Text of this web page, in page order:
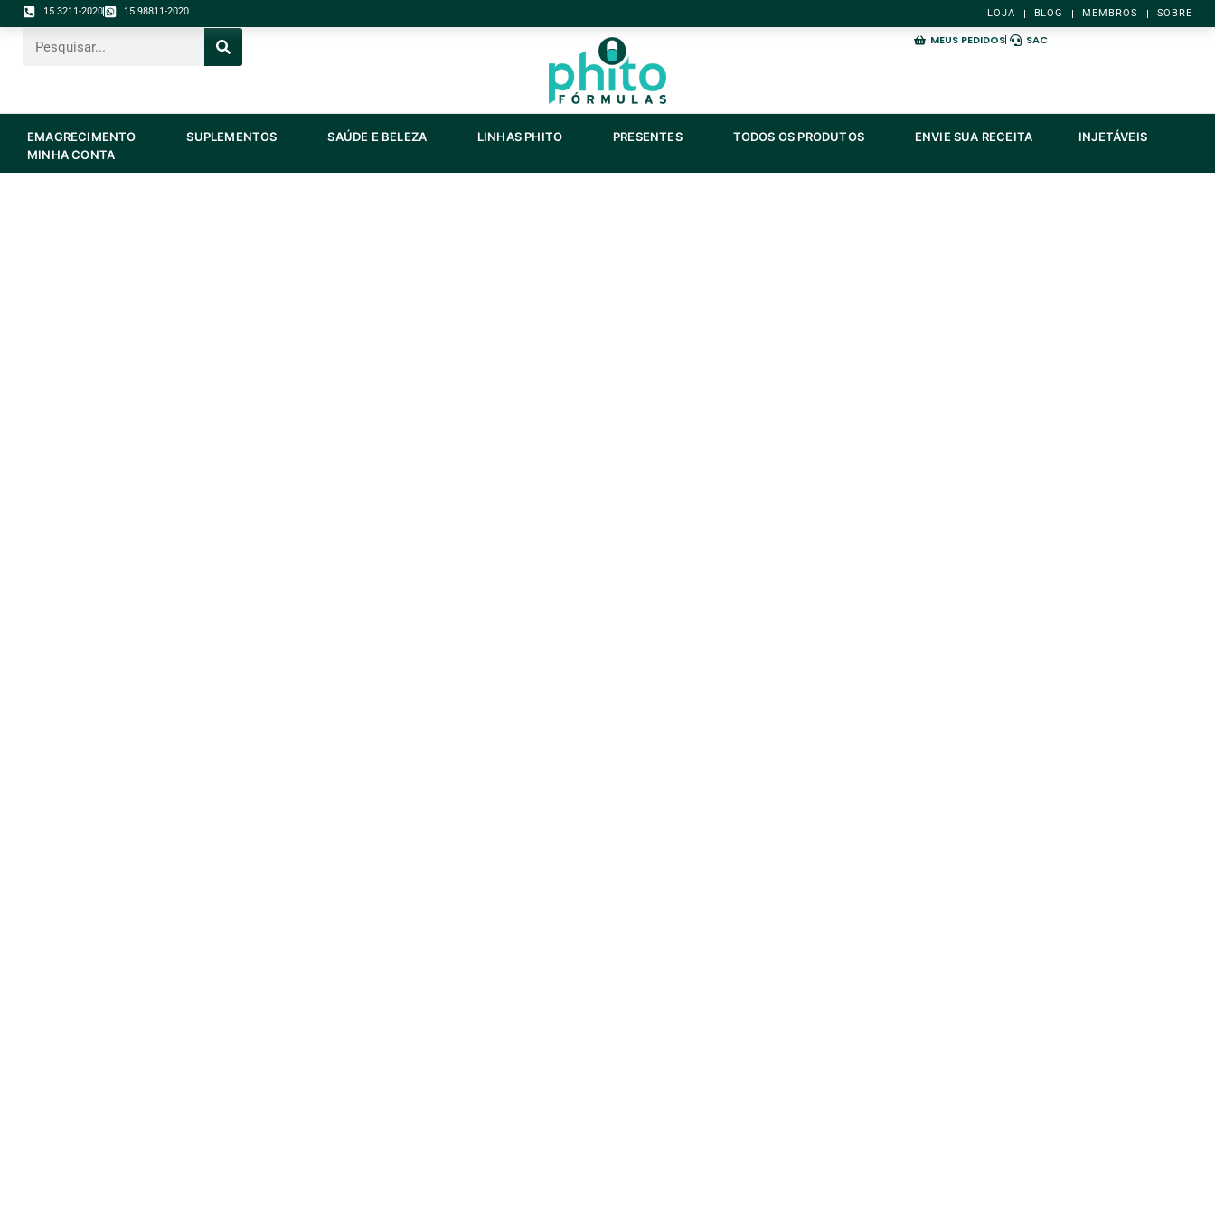
15 3211-2020 15 98811-2020 LOJA BLOG MEMBROS SOBRE
Pesquisar MEUS PEDIDOS SAC
EMAGRECIMENTO ABRIR EMAGRECIMENTO
SUPLEMENTOS ABRIR SUPLEMENTOS
SAÚDE E BELEZA ABRIR SAÚDE E BELEZA
LINHAS PHITO ABRIR LINHAS PHITO
PRESENTES ABRIR PRESENTES
TODOS OS PRODUTOS ABRIR TODOS OS PRODUTOS
ENVIE SUA RECEITA
INJETÁVEIS
MINHA CONTA